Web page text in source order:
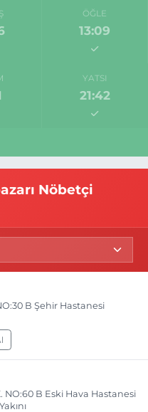
ÖĞLE
13:09
YATSI
21:42
Nöbetçi
B Şehir Hastanesi
NO:60 B Eski Hava Hastanesi